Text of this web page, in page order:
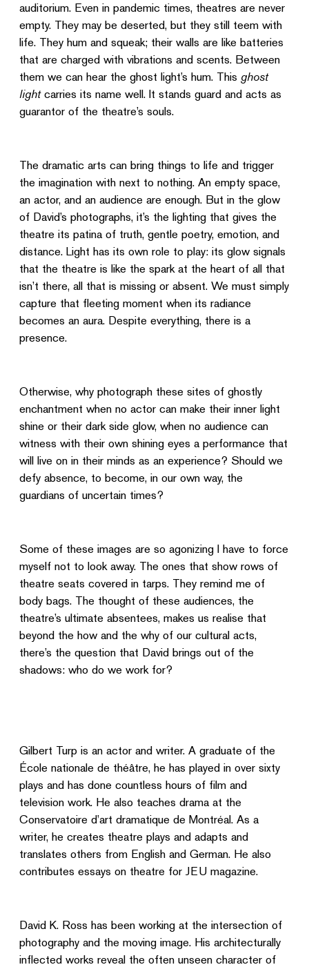
auditorium. Even in pandemic times, theatres are never
empty. They may be deserted, but they still teem with
life. They hum and squeak; their walls are like batteries
that are charged with vibrations and scents. Between
them we can hear the ghost light’s hum. This ghost
lightcarries its name well. It stands guard and acts as
guarantor of the theatre’s souls.
The dramatic arts can bring things to life and trigger
the imagination with next to nothing. An empty space,
an actor, and an audience are enough. But in the glow
of David’s photographs, it’s the lighting that gives the
theatre its patina of truth, gentle poetry, emotion, and
distance. Light has its own role to play: its glow signals
that the theatre is like the spark at the heart of all that
isn’t there, all that is missing or absent. We must simply
capture that fleeting moment when its radiance
becomes an aura. Despite everything, there is a
presence.
Otherwise, why photograph these sites of ghostly
enchantment when no actor can make their inner light
shine or their dark side glow, when no audience can
witness with their own shining eyes a performance that
will live on in their minds as an experience? Should we
defy absence, to become, in our own way, the
guardians of uncertain times?
Some of these images are so agonizing I have to force
myself not to look away. The ones that show rows of
theatre seats covered in tarps. They remind me of
body bags. The thought of these audiences, the
theatre’s ultimate absentees, makes us realise that
beyond the how and the why of our cultural acts,
there’s the question that David brings out of the
shadows: who do we work for?
Gilbert Turp is an actor and writer. A graduate of the
École nationale de théâtre, he has played in over sixty
plays and has done countless hours of film and
television work. He also teaches drama at the
Conservatoire d’art dramatique de Montréal. As a
writer, he creates theatre plays and adapts and
translates others from English and German. He also
contributes essays on theatre for JEU magazine.
David K. Ross has been working at the intersection of
photography and the moving image. His architecturally
inflected works reveal the often unseen character of